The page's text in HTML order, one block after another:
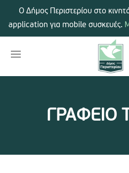
ΓΡΑΦΕΙΟ
Ο Δήμος Περιστερίου στο
application για mobile συσκευές.